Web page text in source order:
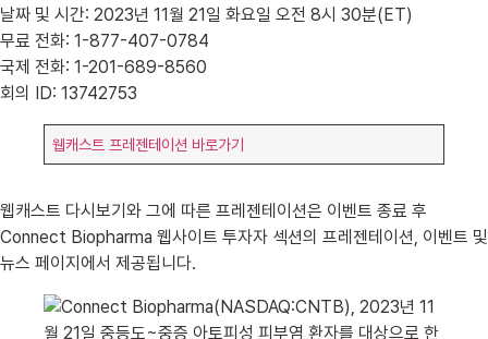
날짜 및 시간: 2023년 11월 21일 화요일 오전 8시 30분(ET)
무료 전화: 1-877-407-0784
국제 전화: 1-201-689-8560
회의 ID: 13742753
웹캐스트 프레젠테이션 바로가기
웹캐스트 다시보기와 그에 따른 프레젠테이션은 이벤트 종료 후
Connect Biopharma 웹사이트 투자자 섹션의 프레젠테이션, 이벤트 및
뉴스 페이지에서 제공됩니다.